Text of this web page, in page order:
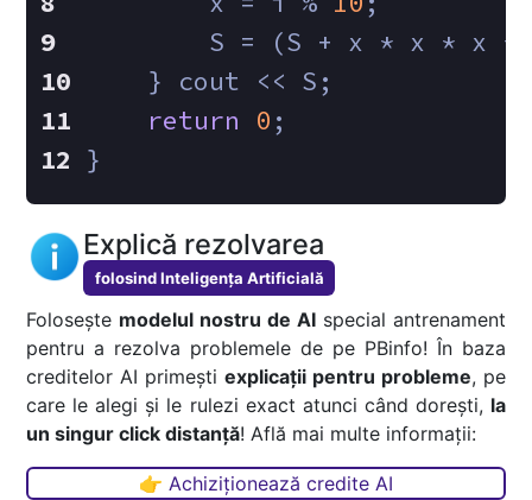
S = (S + x * x * x
    } cout << S;
return
0 ;
}
Explică rezolvarea
folosind Inteligența Artificială
Folosește modelul nostru de AIspecial antrenament
pentru a rezolva problemele de pe PBinfo! În baza
creditelor AI primești explicații pentru probleme, pe
care le alegi și le rulezi exact atunci când dorești, la
un singur click distanță! Află mai multe informații:
👉 Achiziționează credite AI